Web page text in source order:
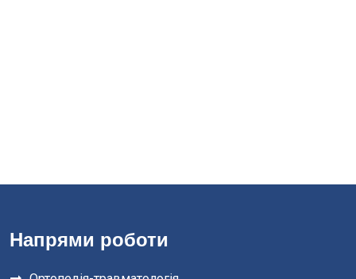
Напрями роботи